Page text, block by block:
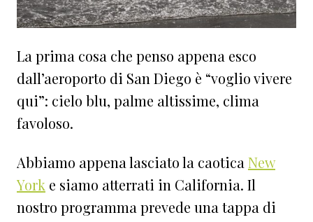
La prima cosa che penso appena esco
dall’aeroporto di San Diego è “voglio vivere
qui”: cielo blu, palme altissime, clima
favoloso.
Abbiamo appena lasciato la caotica New
York e siamo atterrati in California. Il
nostro programma prevede una tappa di